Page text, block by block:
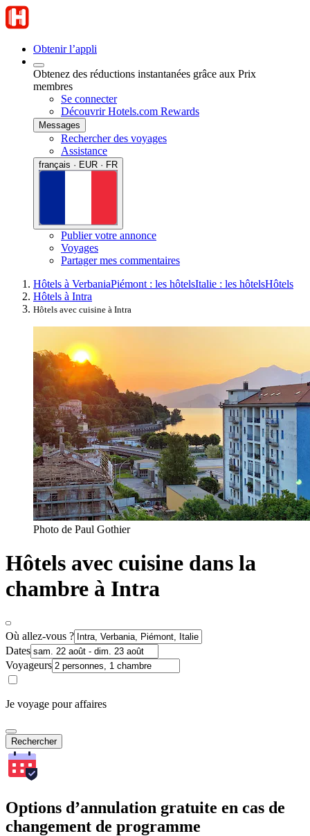
Obtenir l’appli
Obtenez des réductions instantanées grâce aux Prix
membres
Se connecter
Découvrir Hotels.com Rewards
Messages
Rechercher des voyages
Assistance
français · EUR · FR
Publier votre annonce
Voyages
Partager mes commentaires
Hôtels à VerbaniaPiémont : les hôtelsItalie : les hôtelsHôtels
Hôtels à Intra
Hôtels avec cuisine à Intra
Photo de Paul Gothier
Hôtels avec cuisine dans la
chambre à Intra
Où allez-vous ?
Dates
Voyageurs
Je voyage pour affaires
Rechercher
Options d’annulation gratuite en cas de
changement de programme